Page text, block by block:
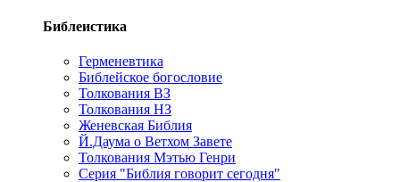
Библеистика
Герменевтика
Библейское богословие
Толкования ВЗ
Толкования НЗ
Женевская Библия
Й.Даума о Ветхом Завете
Толкования Мэтью Генри
Серия "Библия говорит сегодня"